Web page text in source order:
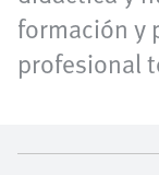
formación y
profesional